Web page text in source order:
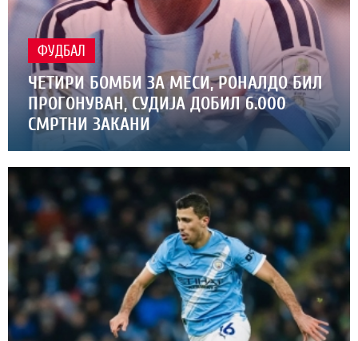
ФУДБАЛ
ЧЕТИРИ БОМБИ ЗА МЕСИ, РОНАЛДО БИЛ
ПРОГОНУВАН, СУДИЈА ДОБИЛ 6.000
СМРТНИ ЗАКАНИ